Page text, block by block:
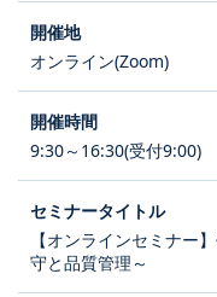
オンライン(Zoom)
9:30～16:30(受付9:00)
【オンラインセミナー
守と品質管理～